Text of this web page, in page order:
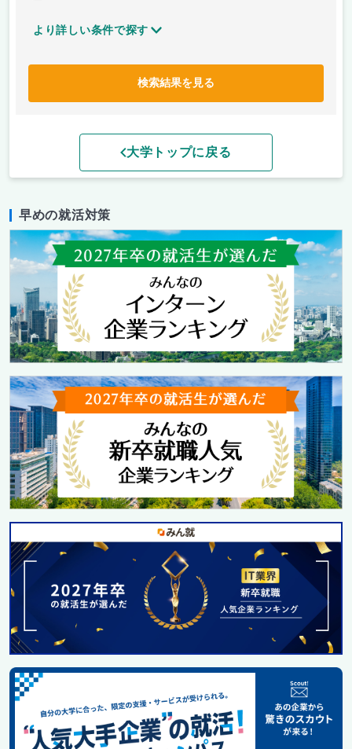
より詳しい条件で探す
検索結果を見る
大学トップに戻る
早めの就活対策